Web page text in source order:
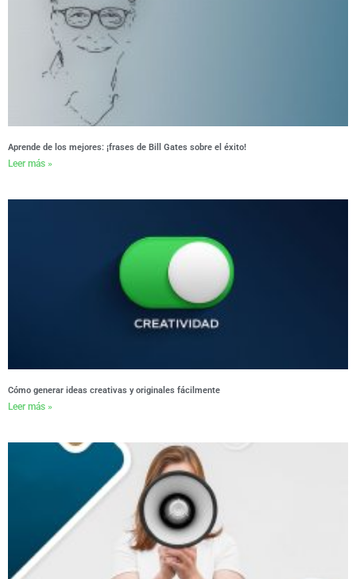
Aprende de los mejores: ¡frases de Bill Gates sobre el éxito!
Leer más »
Cómo generar ideas creativas y originales fácilmente
Leer más »